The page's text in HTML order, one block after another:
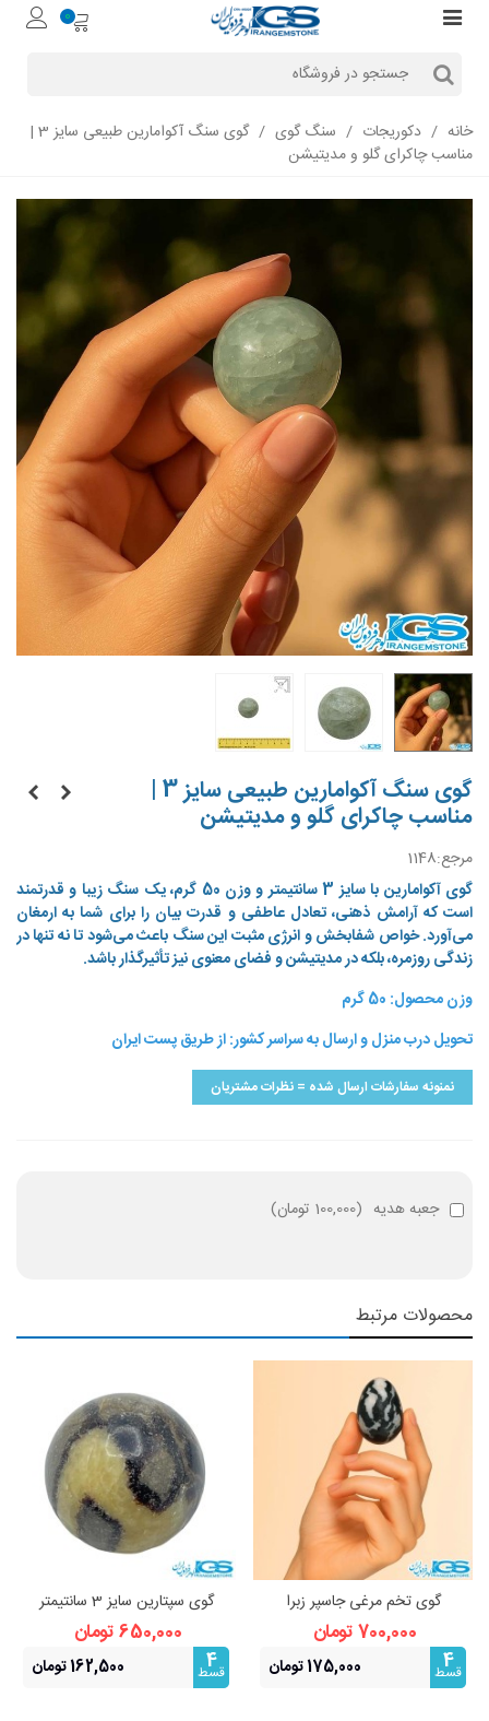
0
خانه / دکوریجات / سنگ گوی /
گوی سنگ آکوامارین طبیعی سایز 3 |
مناسب چاکرای گلو و مدیتیشن
گوی سنگ آکوامارین طبیعی سایز 3 |
مناسب چاکرای گلو و مدیتیشن
مرجع:1148
گوی آکوامارین با سایز 3 سانتیمتر و وزن 50 گرم، یک سنگ زیبا و قدرتمند
است که آرامش ذهنی، تعادل عاطفی و قدرت بیان را برای شما به ارمغان
می‌آورد. خواص شفابخش و انرژی مثبت این سنگ باعث می‌شود تا نه تنها در
زندگی روزمره، بلکه در مدیتیشن و فضای معنوی نیز تأثیرگذار باشد.
وزن محصول: 50 گرم
تحویل درب منزل و ارسال به سراسر کشور: از طریق پست ایران
نمنونه سفارشات ارسال شده = نظرات مشتریان
جعبه هدیه (100,000 تومان )
محصولات مرتبط
گوی تخم مرغی جاسپر زبرا
700,000 تومان
4
قسط 175,000 تومان
گوی سپتارین سایز 3 سانتیمتر
650,000 تومان
4
قسط 162,500 تومان